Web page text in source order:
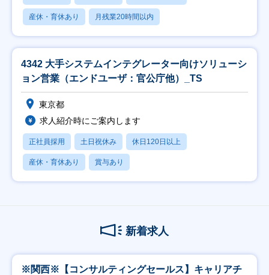
産休・育休あり 月残業20時間以内
4342 大手システムインテグレーター向けソリューシ
ョン営業（エンドユーザ：官公庁他）_TS
東京都
求人紹介時にご案内します
正社員採用 土日祝休み 休日120日以上
産休・育休あり 賞与あり
新着求人
※関西※【コンサルティングセールス】キャリアチ